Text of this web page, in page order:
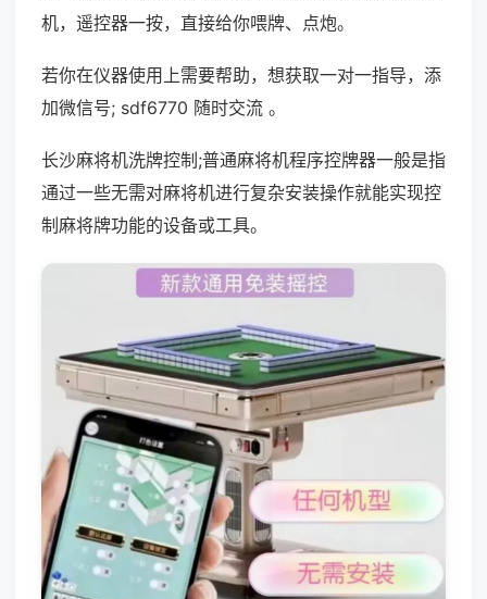
机，遥控器一按，直接给你喂牌、点炮。
若你在仪器使用上需要帮助，想获取一对一指导，添
加微信号; sdf6770 随时交流 。
长沙麻将机洗牌控制;普通麻将机程序控牌器一般是指
通过一些无需对麻将机进行复杂安装操作就能实现控
制麻将牌功能的设备或工具。